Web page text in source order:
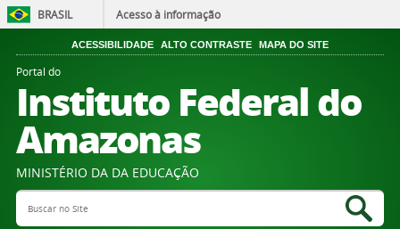
BRASIL Acesso à informação
ACESSIBILIDADE ALTO CONTRASTE MAPA DO SITE
Portal do
Instituto Federal do
Amazonas
MINISTÉRIO DA DA EDUCAÇÃO
Search Site